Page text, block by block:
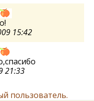
15:42
21:33
пользователь.